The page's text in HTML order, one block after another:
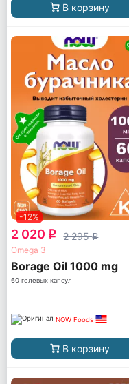
В корзину
-12%
2 020 q 2 295q
Omega 3
Borage Oil 1000 mg
60 гелевых капсул
NOW Foods
В корзину